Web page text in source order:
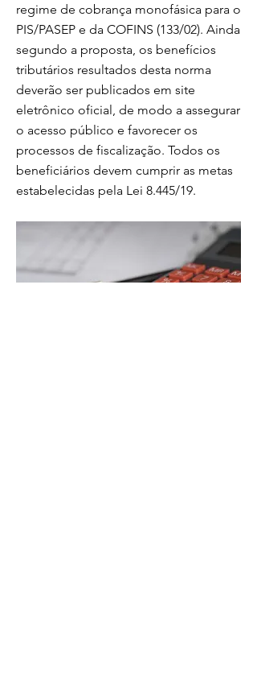
regime de cobrança monofásica para o
PIS/PASEP e da COFINS (133/02). Ainda
segundo a proposta, os benefícios
tributários resultados desta norma
deverão ser publicados em site
eletrônico oficial, de modo a assegurar
o acesso público e favorecer os
processos de fiscalização. Todos os
beneficiários devem cumprir as metas
estabelecidas pela Lei 8.445/19.